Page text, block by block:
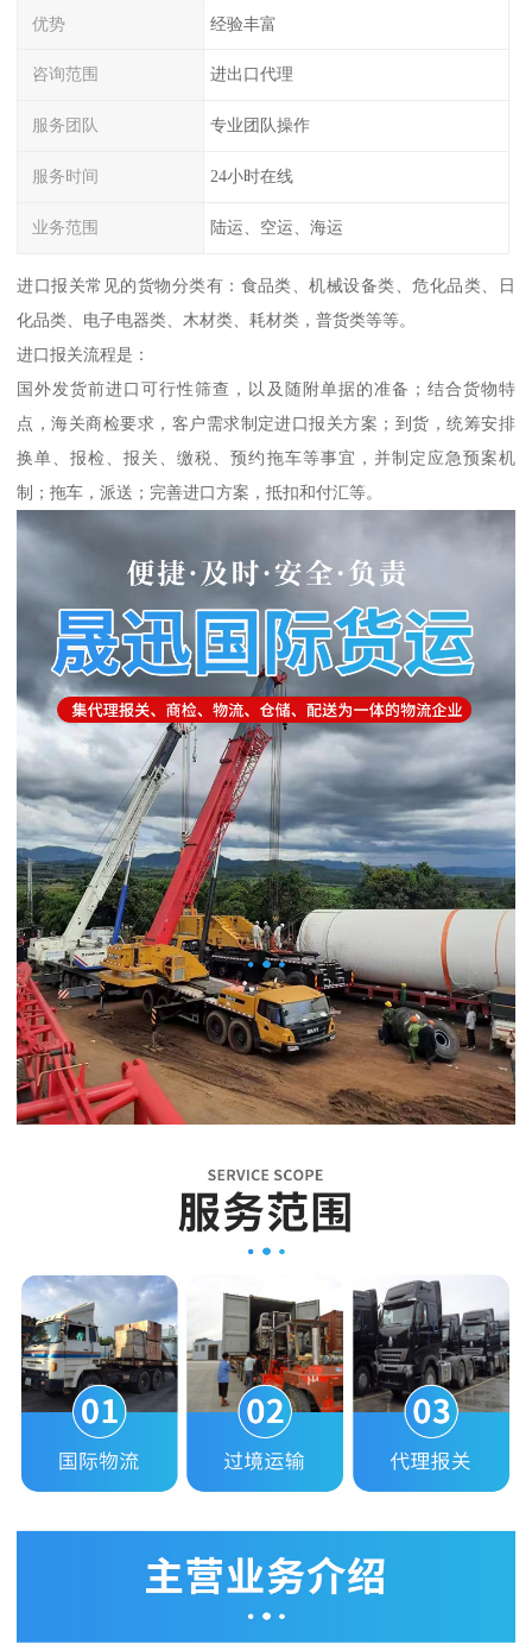
优势 经验丰富
咨询范围 进出口代理
服务团队 专业团队操作
服务时间 24小时在线
业务范围 陆运、空运、海运
进口报关常见的货物分类有：食品类、机械设备类、危化品类、日
化品类、电子电器类、木材类、耗材类，普货类等等。
进口报关流程是：
国外发货前进口可行性筛查，以及随附单据的准备；结合货物特
点，海关商检要求，客户需求制定进口报关方案；到货，统筹安排
换单、报检、报关、缴税、预约拖车等事宜，并制定应急预案机
制；拖车，派送；完善进口方案，抵扣和付汇等。